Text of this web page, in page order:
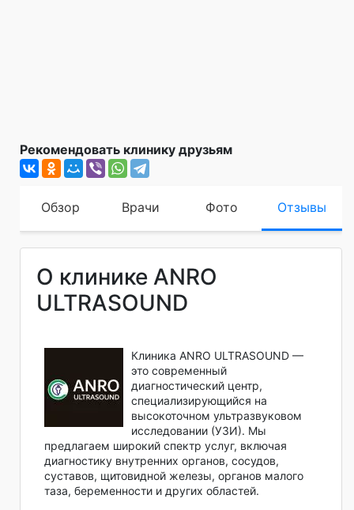
Рекомендовать клинику друзьям
Обзор Врачи Фото Отзывы
О клинике ANRO
ULTRASOUND
Клиника ANRO ULTRASOUND —
это современный
диагностический центр,
специализирующийся на
высокоточном ультразвуковом
исследовании (УЗИ). Мы
предлагаем широкий спектр услуг, включая
диагностику внутренних органов, сосудов,
суставов, щитовидной железы, органов малого
таза, беременности и других областей.